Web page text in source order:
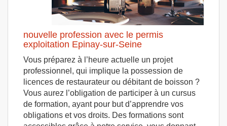
nouvelle profession avec le permis
exploitation Epinay-sur-Seine
Vous préparez à l’heure actuelle un projet
professionnel, qui implique la possession de
licences de restaurateur ou débitant de boisson ?
Vous aurez l’obligation de participer à un cursus
de formation, ayant pour but d’apprendre vos
obligations et vos droits. Des formations sont